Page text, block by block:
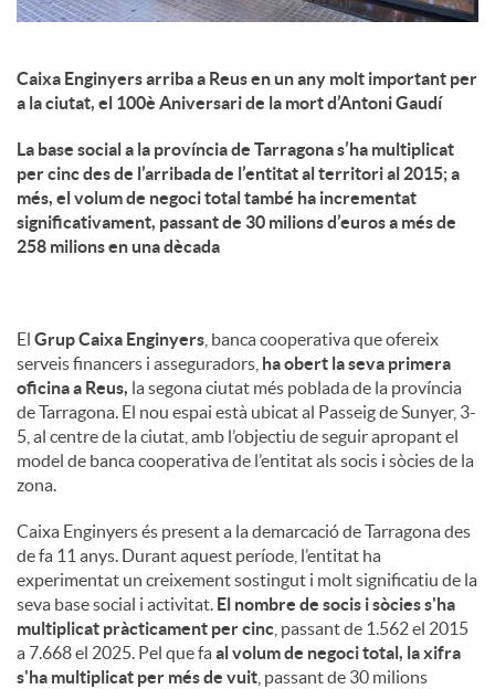
Caixa Enginyers arriba a Reus en un any molt important per
a la ciutat, el 100è Aniversari de la mort d’Antoni Gaudí
La base social a la província de Tarragona s’ha multiplicat
per cinc des de l’arribada de l’entitat al territori al 2015; a
més, el volum de negoci total també ha incrementat
significativament, passant de 30 milions d’euros a més de
258 milions en una dècada
El Grup Caixa Enginyers , banca cooperativa que ofereix
serveis financers i asseguradors, ha obert la seva primera
oficina a Reus, la segona ciutat més poblada de la província
de Tarragona. El nou espai està ubicat al Passeig de Sunyer, 3-
5, al centre de la ciutat, amb l’objectiu de seguir apropant el
model de banca cooperativa de l’entitat als socis i sòcies de la
zona.
Caixa Enginyers és present a la demarcació de Tarragona des
de fa 11 anys. Durant aquest període, l’entitat ha
experimentat un creixement sostingut i molt significatiu de la
seva base social i activitat. El nombre de socis i sòcies s'ha
multiplicat pràcticament per cinc , passant de 1.562 el 2015
a 7.668 el 2025. Pel que faal volum de negoci total, la xifra
s'ha multiplicat per més de vuit , passant de 30 milions